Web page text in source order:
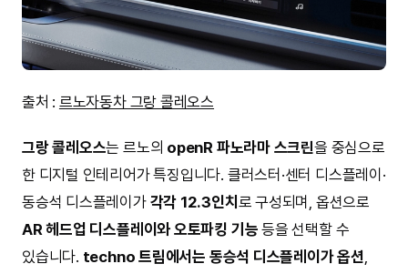
출처 : 르노자동차 그랑 콜레오스
그랑 콜레오스는 르노의 openR 파노라마 스크린을 중심으로
한 디지털 인테리어가 특징입니다. 클러스터·센터 디스플레이·
동승석 디스플레이가 각각 12.3인치 로 구성되며, 옵션으로
AR 헤드업 디스플레이와 오토파킹 기능 등을 선택할 수
있습니다. techno 트림에서는 동승석 디스플레이가 옵션